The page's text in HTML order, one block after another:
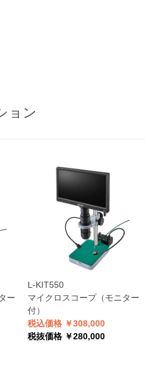
ョン
ー
L-KIT550
マイクロスコープ（モニター
付）
税込価格 ￥308,000
税抜価格 ￥280,000